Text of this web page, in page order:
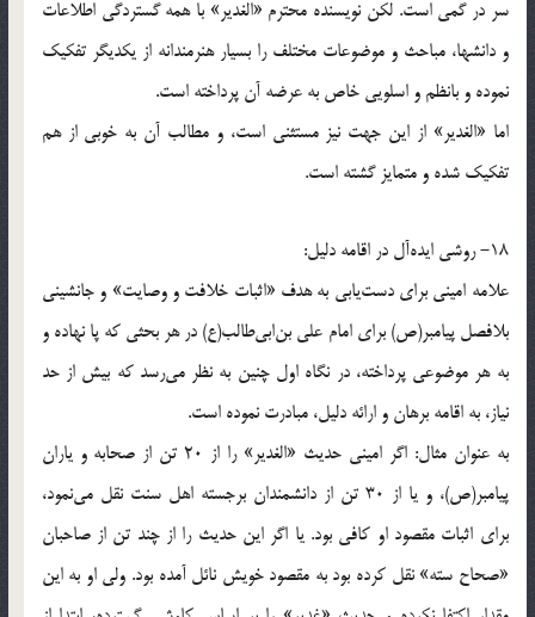
سر در گمی است. لکن نویسنده محترم «الغدیر» با همه گستردگی اطلاعات
و دانشها، مباحث و موضوعات مختلف را بسیار هنرمندانه از یکدیگر تفکیک
نموده و بانظم و اسلویی خاص به عرضه آن پرداخته است.
اما «الغدیر» از این جهت نیز مستثنی است، و مطالب آن به خوبی از هم
تفکیک شده و متمایز گشته است.
18- روشی ایده‌آل در اقامه دلیل:
علامه امینی برای دست‌یابی به هدف «اثبات خلافت و وصایت‌» و جانشینی
بلافصل پیامبر(ص) برای امام علی بن‌ابی‌طالب(ع) در هر بحثی که پا نهاده و
به هر موضوعی پرداخته، در نگاه اول چنین به نظر می‌رسد که بیش از حد
نیاز، به اقامه برهان و ارائه دلیل، مبادرت نموده است.
به عنوان مثال: اگر امینی حدیث «الغدیر» را از 20 تن از صحابه و یاران
پیامبر(ص)، و یا از 30 تن از دانشمندان برجسته اهل سنت نقل می‌نمود،
برای اثبات مقصود او کافی بود. یا اگر این حدیث را از چند تن از صاحبان
«صحاح سته‌» نقل کرده بود به مقصود خویش نائل آمده بود. ولی او به این